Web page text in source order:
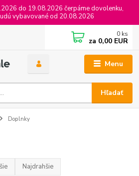
do 19.08.2026 čerpáme dovolenku,
vybavované od 20.08.2026
Menu
Hľadať
0 ks
za 0,00 EUR
Doplnky
Najdrahšie